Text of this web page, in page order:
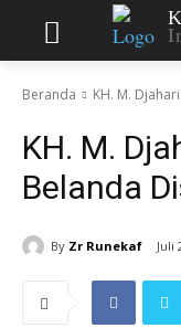
Beranda KH. M.
KH. M.
Belanda
By Zr Runekaf Juli